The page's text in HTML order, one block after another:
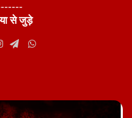
से जुड़े
WhatsApp